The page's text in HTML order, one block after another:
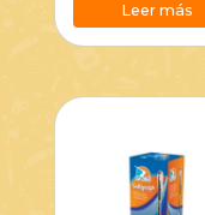
Leer más